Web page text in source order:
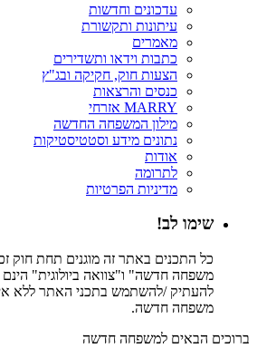
עדכונים וחדשות
עיתונות ותקשורת
מאמרים
כתבות וידאו ותשדירים
הצעות חוק, חקיקה ובג"ץ
כנסים והרצאות
MARRY אזרחי
מילון המשפחה החדשה
נתונים מידע וסטטיסטיקות
אודות
לתרומה
מדיניות הפרטיות
שימו לב!
כל התכנים באתר זה מוגנים תחת חוק
משפחה חדשה" ו"צוואה ביולוגית"
להעתיק /להשתמש בתכני האתר ללא
משפחה חדשה.
ברוכים הבאים למשפחה חדשה